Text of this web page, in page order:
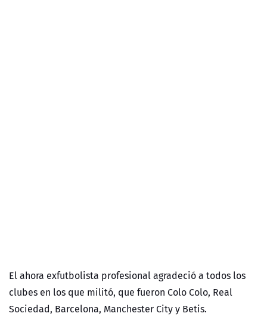
El ahora exfutbolista profesional agradeció a todos los
clubes en los que militó, que fueron Colo Colo, Real
Sociedad, Barcelona, Manchester City y Betis.